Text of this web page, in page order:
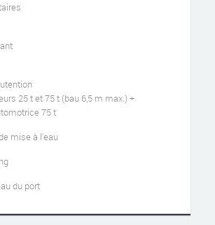
25 t et 75 t (bau 6,5 m max.) +
75 t
mise à l'eau
du port